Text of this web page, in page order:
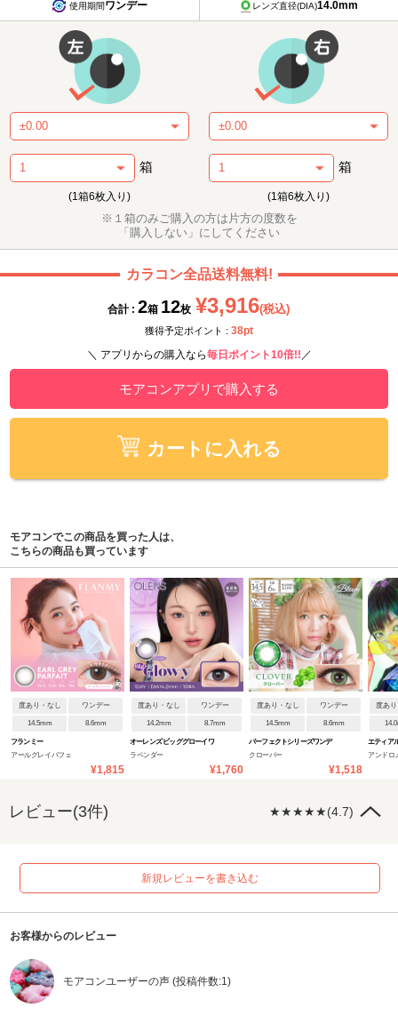
使用期間ワンデー レンズ直径(DIA)14.0mm
箱
(1箱6枚入り)
箱
(1箱6枚入り)
※１箱のみご購入の方は片方の度数を
「購入しない」にしてください
カラコン全品送料無料!
合計 : 2箱 12枚 ¥3,916(税込)
獲得予定ポイント : 38pt
＼ アプリからの購入なら毎日ポイント10倍!! ／
モアコンアプリで購入する
カートに入れる
モアコンでこの商品を買った人は、
こちらの商品も買っています
度あり・なし ワンデー
14.5mm 8.6mm
フランミー
アールグレイパフェ
¥1,815
度あり・なし ワンデー
14.2mm 8.7mm
オーレンズ ビッググローイワ
ラベンダー
¥1,760
度あり・なし ワンデー
14.5mm 8.6mm
パーフェクトシリーズワンデ
クローバー
¥1,518
度あ
エティア
アンドロ
レビュー(3件) ★★★★★(4.7)
新規レビューを書き込む
お客様からのレビュー
モアコンユーザーの声 (投稿件数:1)